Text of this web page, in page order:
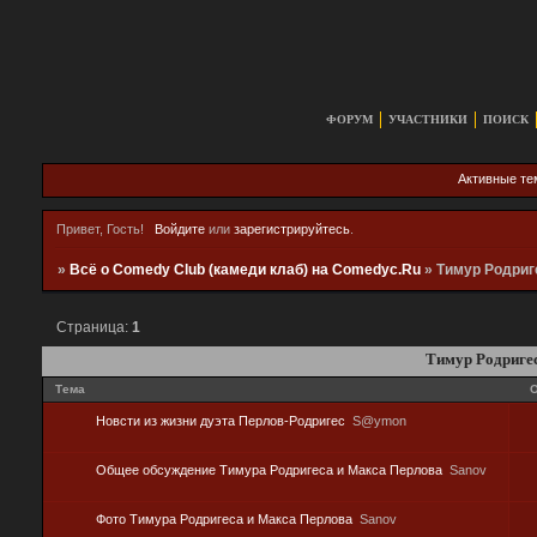
ФОРУМ УЧАСТНИКИ ПОИСК
Активные
Привет, Гость! Войдитеили зарегистрируйтесь.
»Всё о Comedy Club (камеди клаб) на Comedyc.Ru »Тимур
Тимур
Страница:1
Тема
Новсти из жизни дуэта Перлов-Родригес S@ymon
Общее обсуждение Тимура Родригеса и Макса Перлова Sanov
Фото Тимура Родригеса и Макса Перлова Sanov